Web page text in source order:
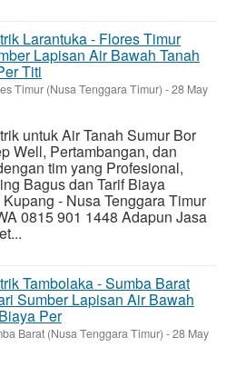
Larantuka - Flores Timur
Lapisan Air Bawah Tanah
Titi
Timur (Nusa Tenggara Timur) -28 May
untuk Air Tanah Sumur Bor
Well, Pertambangan, dan
tim yang Profesional,
Bagus dan Tarif Biaya
- Nusa Tenggara Timur
0815 901 1448 Adapun Jasa
Tambolaka - Sumba Barat
Sumber Lapisan Air Bawah
Per
Barat (Nusa Tenggara Timur) -28 May